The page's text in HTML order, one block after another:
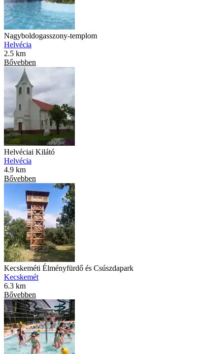
Nagyboldogasszony-templom
Helvécia
2.5 km
Bővebben
Helvéciai Kilátó
Helvécia
4.9 km
Bővebben
Kecskeméti Élményfürdő és Csúszdapark
Kecskemét
6.3 km
Bővebben